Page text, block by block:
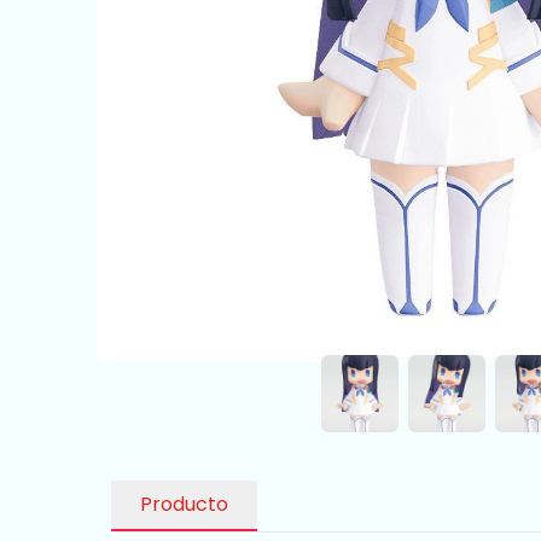
Producto